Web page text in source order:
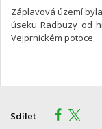
Záplavová území
úseku Radbuzy od
Vejprnickém potoce.
Sdílet